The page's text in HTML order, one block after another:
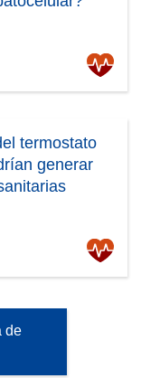
termostato
generar
de